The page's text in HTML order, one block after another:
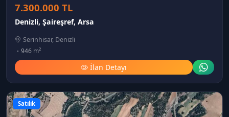
7.300.000 TL
Denizli, Şaireşref, Arsa
Serinhisar, Denizli
946 m²
İlan Detayı
Satılık